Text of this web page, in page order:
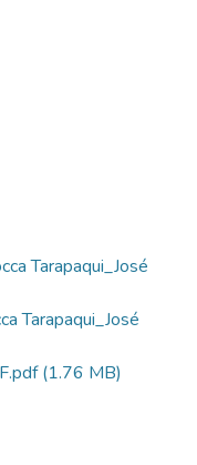
Tarapaqui_José
Tarapaqui_José
(1.76 MB)